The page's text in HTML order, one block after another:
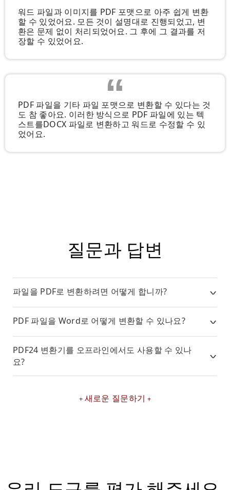
워드 파일과 이미지를 PDF 포맷으로 아주 쉽게 변환
할 수 있었어요. 모든 것이 설명대로 진행되었고, 변
환은 문제 없이 처리되었어요. 그 후에 그 결과를 저
장할 수 있었어요.
PDF 파일을 기타 파일 포맷으로 변환할 수 있다는 것
도 참 좋아요. 이러한 방식으로 PDF 파일에 있는 텍
스트를DOCX 파일로 변환하고 워드로 수정할 수 있
었어요.
질문과 답변
파일을 PDF로 변환하려면 어떻게 합니까?
PDF 파일을 Word로 어떻게 변환할 수 있나요?
PDF24 변환기를 오프라인에서도 사용할 수 있나
요?
새로운 질문하기